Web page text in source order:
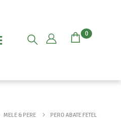
0
MELE & PERE PERO ABATE FETEL